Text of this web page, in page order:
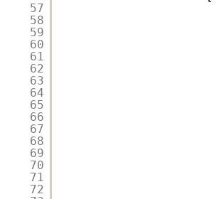
57
58
59
60
61
62
63
64
65
66
67
68
69
70
71
72